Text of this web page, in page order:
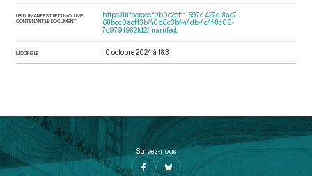
URI DU MANIFEST IIIF DU VOLUME
CONTENANT LE DOCUMENT
https://iiif.persee.fr/b0e2cf11-597c-427d-8ac7-
68bcc0acf13b/40b6c3bf-44db-4c4f-8c06-
7c9791982fd2/manifest
MODIFIÉ LE 10 octobre 2024 à 18:31
Suivez-nous